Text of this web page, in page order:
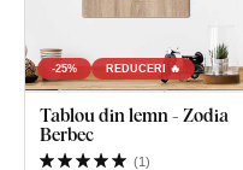
-25% REDUCERI 🔥
Tablou din lemn - Zodia
Berbec
(1)